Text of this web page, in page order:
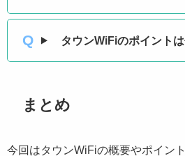
タウンWiFiのポイント
まとめ
今回はタウンWiFiの概要やポイン